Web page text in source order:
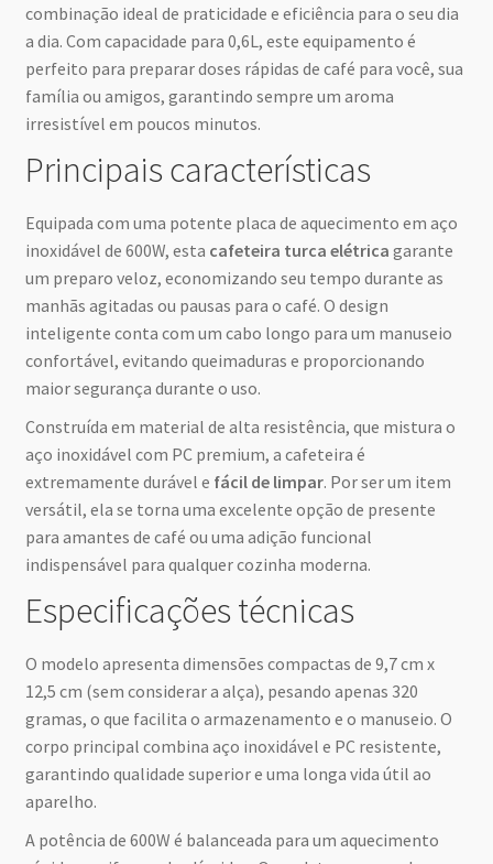
combinação ideal de praticidade e eficiência para o seu dia
a dia. Com capacidade para 0,6L, este equipamento é
perfeito para preparar doses rápidas de café para você, sua
família ou amigos, garantindo sempre um aroma
irresistível em poucos minutos.
Principais características
Equipada com uma potente placa de aquecimento em aço
inoxidável de 600W, esta cafeteira turca elétrica garante
um preparo veloz, economizando seu tempo durante as
manhãs agitadas ou pausas para o café. O design
inteligente conta com um cabo longo para um manuseio
confortável, evitando queimaduras e proporcionando
maior segurança durante o uso.
Construída em material de alta resistência, que mistura o
aço inoxidável com PC premium, a cafeteira é
extremamente durável e fácil de limpar. Por ser um item
versátil, ela se torna uma excelente opção de presente
para amantes de café ou uma adição funcional
indispensável para qualquer cozinha moderna.
Especificações técnicas
O modelo apresenta dimensões compactas de 9,7 cm x
12,5 cm (sem considerar a alça), pesando apenas 320
gramas, o que facilita o armazenamento e o manuseio. O
corpo principal combina aço inoxidável e PC resistente,
garantindo qualidade superior e uma longa vida útil ao
aparelho.
A potência de 600W é balanceada para um aquecimento